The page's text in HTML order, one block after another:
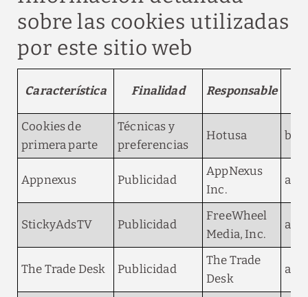
sobre las cookies utilizadas
por este sitio web
Característica
Finalidad Responsable
Cookies de
primera parte
Técnicas y
preferencias
Hotusa
Appnexus Publicidad
AppNexus
Inc.
StickyAdsTV Publicidad
FreeWheel
Media, Inc.
The Trade Desk Publicidad
The Trade
Desk